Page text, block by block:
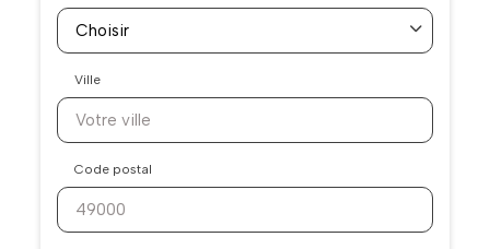
Ville
Code postal